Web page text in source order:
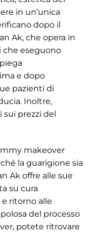
in un’unica
dopo il
Ak, che opera in
che eseguono
e dopo
pazienti di
Inoltre,
prezzi del
makeover
la guarigione sia
Ak offre alle sue
su cura
ritorno alle
del processo
potete ritrovare